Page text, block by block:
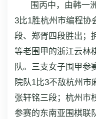
围丙中，由韩一
3比1胜杭州市编程协
段、郑胥四段胜出；
等老围甲的浙江云林
队。三支女子围甲参
院队1比3不敌杭州市
张轩铭三段；杭州市
参赛的东南亚围棋联